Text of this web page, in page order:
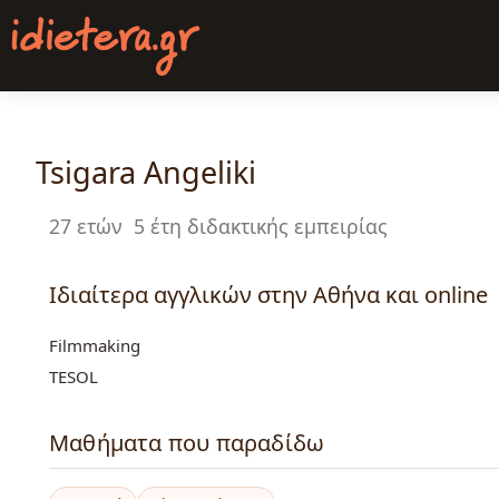
Παράκαμψη
προς
κυρίως
Tsigara Angeliki
27 ετών 5 έτη διδακτικής εμπειρίας
Ιδιαίτερα αγγλικών στην Αθήνα και online
Filmmaking
TESOL
Μαθήματα που παραδίδω